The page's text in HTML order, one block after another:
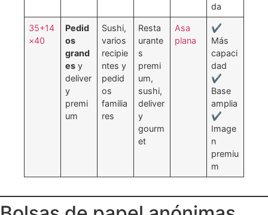
da
35+14
×40
Pedid
os
grand
es y
deliver
y
premi
um
Sushi,
varios
recipie
ntes y
pedid
os
familia
res
Resta
urante
s
premi
um,
sushi,
deliver
y
gourm
et
Asa
plana
✔
Más
capaci
dad
✔
Base
amplia
✔
Image
n
premiu
m